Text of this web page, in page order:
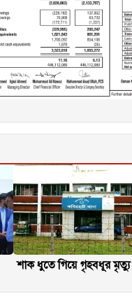
শাক ধুতে গিয়ে গৃহবধূর মৃত্যু